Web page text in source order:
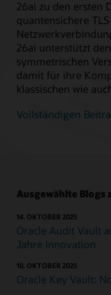
26ai zu den ersten
quantensichere
26ai unterstützt
symmetrischen
damit für ihre
klassischen wie
Vollständigen
Ausgewählte Blogs
14. OKTOBER 2025
Oracle Audit Vault
Jahre Innovation
10. OKTOBER 2025
Oracle Key Vault: